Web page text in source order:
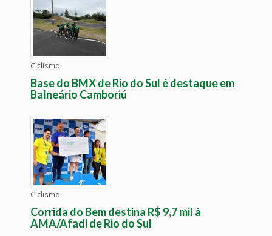
Ciclismo
Base do BMX de Rio do Sul é destaque em
Balneário Camboriú
Ciclismo
Corrida do Bem destina R$ 9,7 mil à
AMA/Afadi de Rio do Sul